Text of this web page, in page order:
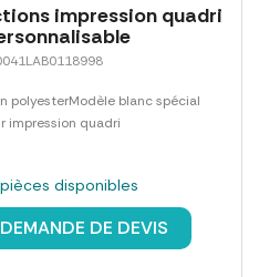
impression quadri
polyesterModèle blanc spécial
impression quadri
disponibles
DEMANDE DE DEVIS